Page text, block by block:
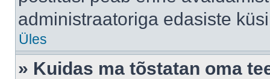
administraatoriga edasiste
Üles
» Kuidas ma tõstatan oma